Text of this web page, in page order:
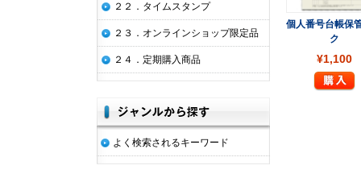
個人番号台帳保
ク
¥1,100
２２．タイムスタンプ
２３．オンラインショップ限定品
２４．定期購入商品
よく検索されるキーワード